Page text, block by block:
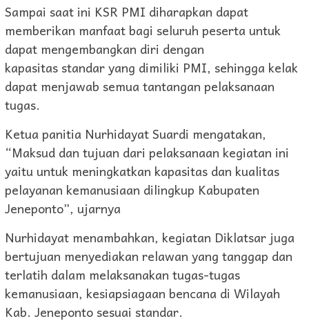
Sampai saat ini KSR PMI diharapkan dapat
memberikan manfaat bagi seluruh peserta untuk
dapat mengembangkan diri dengan
kapasitas standar yang dimiliki PMI, sehingga kelak
dapat menjawab semua tantangan pelaksanaan
tugas.
Ketua panitia Nurhidayat Suardi mengatakan,
“Maksud dan tujuan dari pelaksanaan kegiatan ini
yaitu untuk meningkatkan kapasitas dan kualitas
pelayanan kemanusiaan dilingkup Kabupaten
Jeneponto”, ujarnya
Nurhidayat menambahkan, kegiatan Diklatsar juga
bertujuan menyediakan relawan yang tanggap dan
terlatih dalam melaksanakan tugas-tugas
kemanusiaan, kesiapsiagaan bencana di Wilayah
Kab. Jeneponto sesuai standar.